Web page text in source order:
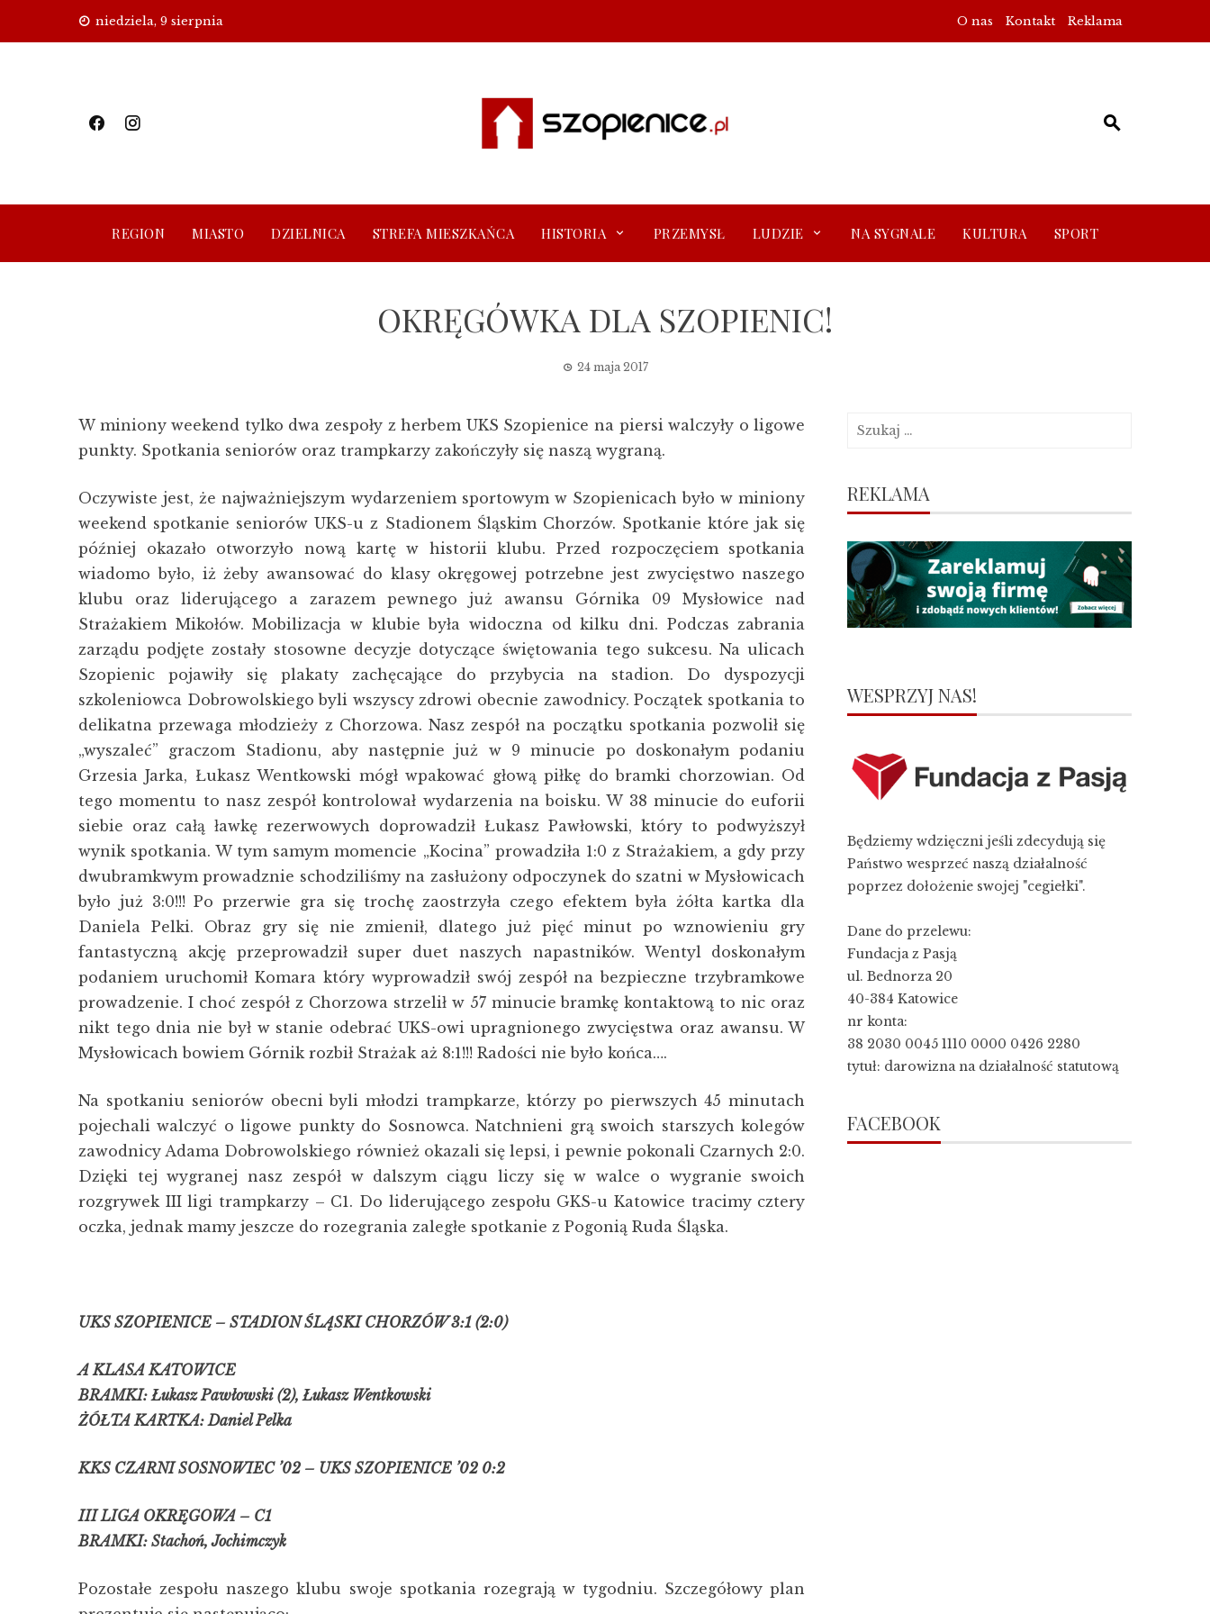
niedziela, 9 sierpnia O nas Kontakt Reklama
REGION MIASTO DZIELNICA STREFA MIESZKAŃCA HISTORIA PRZEMYSŁ LUDZIE NA SYGNALE KULTURA SPORT
OKRĘGÓWKA DLA SZOPIENIC!
24 maja 2017
W miniony weekend tylko dwa zespoły z herbem UKS Szopienice na piersi walczyły o ligowe
punkty. Spotkania seniorów oraz trampkarzy zakończyły się naszą wygraną.
Oczywiste jest, że najważniejszym wydarzeniem sportowym w Szopienicach było w miniony
weekend spotkanie seniorów UKS-u z Stadionem Śląskim Chorzów. Spotkanie które jak się
później okazało otworzyło nową kartę w historii klubu. Przed rozpoczęciem spotkania
wiadomo było, iż żeby awansować do klasy okręgowej potrzebne jest zwycięstwo naszego
klubu oraz liderującego a zarazem pewnego już awansu Górnika 09 Mysłowice nad
Strażakiem Mikołów. Mobilizacja w klubie była widoczna od kilku dni. Podczas zabrania
zarządu podjęte zostały stosowne decyzje dotyczące świętowania tego sukcesu. Na ulicach
Szopienic pojawiły się plakaty zachęcające do przybycia na stadion. Do dyspozycji
szkoleniowca Dobrowolskiego byli wszyscy zdrowi obecnie zawodnicy. Początek spotkania to
delikatna przewaga młodzieży z Chorzowa. Nasz zespół na początku spotkania pozwolił się
„wyszaleć” graczom Stadionu, aby następnie już w 9 minucie po doskonałym podaniu
Grzesia Jarka, Łukasz Wentkowski mógł wpakować głową piłkę do bramki chorzowian. Od
tego momentu to nasz zespół kontrolował wydarzenia na boisku. W 38 minucie do euforii
siebie oraz całą ławkę rezerwowych doprowadził Łukasz Pawłowski, który to podwyższył
wynik spotkania. W tym samym momencie „Kocina” prowadziła 1:0 z Strażakiem, a gdy przy
dwubramkwym prowadznie schodziliśmy na zasłużony odpoczynek do szatni w Mysłowicach
było już 3:0!!! Po przerwie gra się trochę zaostrzyła czego efektem była żółta kartka dla
Daniela Pelki. Obraz gry się nie zmienił, dlatego już pięć minut po wznowieniu gry
fantastyczną akcję przeprowadził super duet naszych napastników. Wentyl doskonałym
podaniem uruchomił Komara który wyprowadził swój zespół na bezpieczne trzybramkowe
prowadzenie. I choć zespół z Chorzowa strzelił w 57 minucie bramkę kontaktową to nic oraz
nikt tego dnia nie był w stanie odebrać UKS-owi upragnionego zwycięstwa oraz awansu. W
Mysłowicach bowiem Górnik rozbił Strażak aż 8:1!!! Radości nie było końca….
Na spotkaniu seniorów obecni byli młodzi trampkarze, którzy po pierwszych 45 minutach
pojechali walczyć o ligowe punkty do Sosnowca. Natchnieni grą swoich starszych kolegów
zawodnicy Adama Dobrowolskiego również okazali się lepsi, i pewnie pokonali Czarnych 2:0.
Dzięki tej wygranej nasz zespół w dalszym ciągu liczy się w walce o wygranie swoich
rozgrywek III ligi trampkarzy – C1. Do liderującego zespołu GKS-u Katowice tracimy cztery
oczka, jednak mamy jeszcze do rozegrania zaległe spotkanie z Pogonią Ruda Śląska.
UKS SZOPIENICE – STADION ŚLĄSKI CHORZÓW 3:1 (2:0)
A KLASA KATOWICE
BRAMKI: Łukasz Pawłowski (2), Łukasz Wentkowski
ŻÓŁTA KARTKA: Daniel Pelka
KKS CZARNI SOSNOWIEC ’02 – UKS SZOPIENICE ’02 0:2
III LIGA OKRĘGOWA – C1
BRAMKI: Stachoń, Jochimczyk
Pozostałe zespołu naszego klubu swoje spotkania rozegrają w tygodniu. Szczegółowy plan
Szukaj:
REKLAMA
WESPRZYJ NAS!
Będziemy wdzięczni jeśli zdecydują się
Państwo wesprzeć naszą działalność
poprzez dołożenie swojej "cegiełki".
Dane do przelewu:
Fundacja z Pasją
ul. Bednorza 20
40-384 Katowice
nr konta:
38 2030 0045 1110 0000 0426 2280
tytuł: darowizna na działalność statutową
FACEBOOK